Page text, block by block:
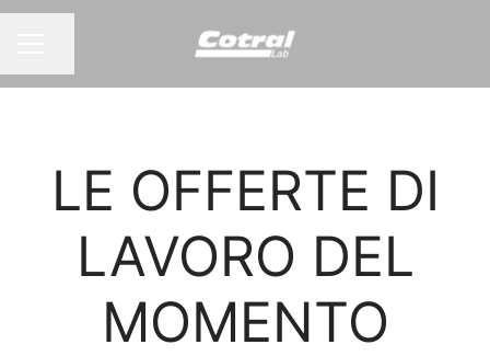
Condividi la pagina
LE OFFERTE DI
LAVORO DEL
MOMENTO